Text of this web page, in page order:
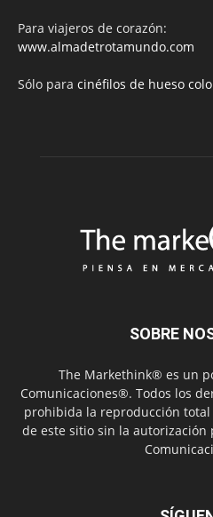
Para viajeros de corazón:
www.almadetrotamundo.com
Sólo para cinéfilos de hueso
SOBRE
The Markethink® es un
Comunicaciones®. Todos los
prohibida la reproducción
de este sitio sin la